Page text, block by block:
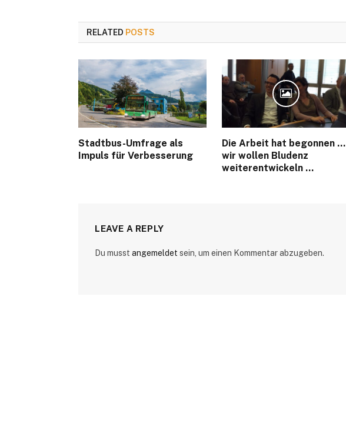
RELATED POSTS
Stadtbus-Umfrage als
Impuls für Verbesserung
Die Arbeit hat begonnen …
wir wollen Bludenz
weiterentwickeln …
LEAVE A REPLY
Du musst angemeldet sein, um einen Kommentar abzugeben.